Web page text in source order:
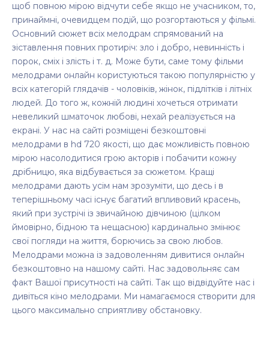
щоб повною мірою відчути себе якщо не учасником, то,
принаймні, очевидцем подій, що розгортаються у фільмі.
Основний сюжет всіх мелодрам спрямований на
зіставлення повних протиріч: зло і добро, невинність і
порок, сміх і злість і т. д. Може бути, саме тому фільми
мелодрами онлайн користуються такою популярністю у
всіх категорій глядачів - чоловіків, жінок, підлітків і літніх
людей. До того ж, кожній людині хочеться отримати
невеликий шматочок любові, нехай реалізується на
екрані. У нас на сайті розміщені безкоштовні
мелодрами в hd 720 якості, що дає можливість повною
мірою насолодитися грою акторів і побачити кожну
дрібницю, яка відбувається за сюжетом. Кращі
мелодрами дають усім нам зрозуміти, що десь і в
теперішньому часі існує багатий впливовий красень,
який при зустрічі із звичайною дівчиною (цілком
ймовірно, бідною та нещасною) кардинально змінює
свої погляди на життя, борючись за свою любов.
Мелодрами можна із задоволенням дивитися онлайн
безкоштовно на нашому сайті. Нас задовольняє сам
факт Вашої присутності на сайті. Так що відвідуйте нас і
дивіться кіно мелодрами. Ми намагаємося створити для
цього максимально сприятливу обстановку.